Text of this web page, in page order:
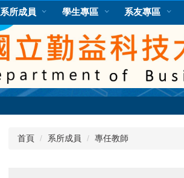
系所成員 學生專區 系友專區
首頁 系所成員 專任教師